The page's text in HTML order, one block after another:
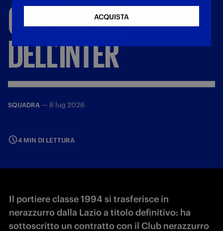
GIOCATORE
DELL’INTER
SQUADRA — 8 lug 2026
4 MIN DI LETTURA
Il portiere classe 1994 si trasferisce in
nerazzurro dalla Lazio a titolo definitivo: ha
sottoscritto un contratto con il Club nerazzurro
ACQUISTA